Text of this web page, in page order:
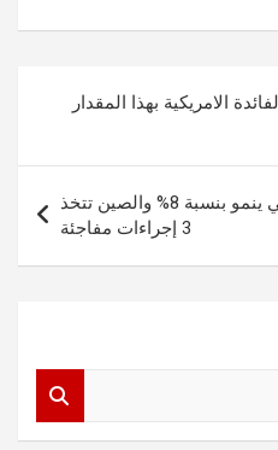
الامريكية بهذا المقدار
الناتج المحلي الإجمالي الصيني ينمو بنسبة 8% والصين تتخذ
3 إجراءات مفاجئة